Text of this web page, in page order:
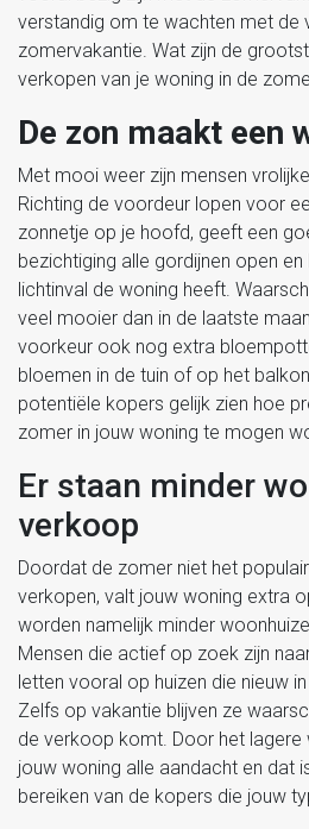
verstandig om te wachten met de
zomervakantie. Wat zijn de
verkopen van je woning in de
De zon maakt een
Met mooi weer zijn mensen
Richting de voordeur lopen voor
zonnetje op je hoofd, geeft een
bezichtiging alle gordijnen open
lichtinval de woning heeft.
veel mooier dan in de laatste
voorkeur ook nog extra
bloemen in de tuin of op het
potentiële kopers gelijk zien hoe
zomer in jouw woning te mogen
Er staan minder
verkoop
Doordat de zomer niet het
verkopen, valt jouw woning extra
worden namelijk minder
Mensen die actief op zoek zijn
letten vooral op huizen die nieuw
Zelfs op vakantie blijven ze
de verkoop komt. Door het lagere
jouw woning alle aandacht en dat
bereiken van de kopers die jouw